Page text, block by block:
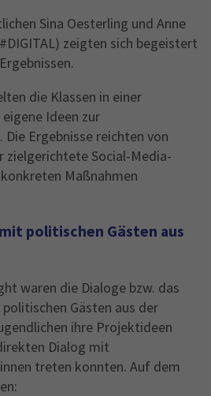
Sina Oesterling und Anne
zeigten sich begeistert
die Klassen in einer
Ideen zur
Ergebnisse reichten von
zielgerichtete Social-Media-
Maßnahmen
politischen Gästen aus
waren die Dialoge bzw. das
Gästen aus der
ihre Projektideen
Dialog mit
treten konnten. Auf dem